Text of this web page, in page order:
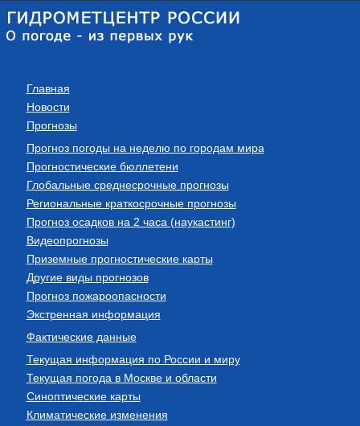
Главная
Новости
Прогнозы
Прогноз погоды на неделю по городам мира
Прогностические бюллетени
Глобальные среднесрочные прогнозы
Региональные краткосрочные прогнозы
Прогноз осадков на 2 часа (наукастинг)
Видеопрогнозы
Приземные прогностические карты
Другие виды прогнозов
Прогноз пожароопасности
Экстренная информация
Фактические данные
Текущая информация по России и миру
Текущая погода в Москве и области
Синоптические карты
Климатические изменения